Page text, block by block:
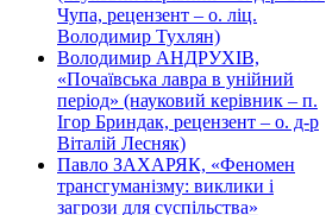
Чупа, рецензент – о. ліц.
Володимир Тухлян)
Володимир АНДРУХІВ,
«Почаївська лавра в унійний
період» (науковий керівник – п.
Ігор Бриндак, рецензент – о. д-р
Віталій Лесняк)
Павло ЗАХАРЯК, «Феномен
трансгуманізму: виклики і
загрози для суспільства»